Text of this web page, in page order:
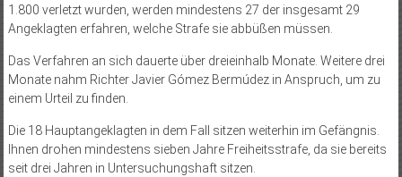
1.800 verletzt wurden, werden mindestens 27 der insgesamt 29
Angeklagten erfahren, welche Strafe sie abbüßen müssen.
Das Verfahren an sich dauerte über dreieinhalb Monate. Weitere drei
Monate nahm Richter Javier Gómez Bermúdez in Anspruch, um zu
einem Urteil zu finden.
Die 18 Hauptangeklagten in dem Fall sitzen weiterhin im Gefängnis.
Ihnen drohen mindestens sieben Jahre Freiheitsstrafe, da sie bereits
seit drei Jahren in Untersuchungshaft sitzen.